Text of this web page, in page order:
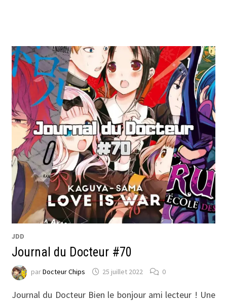
JDD
Journal du Docteur #70
parDocteur Chips 25 juillet 2022 0
Journal du Docteur Bien le bonjour ami lecteur ! Une